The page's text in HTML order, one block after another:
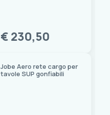
€ 230,50
Jobe Aero rete cargo per
tavole SUP gonfiabili